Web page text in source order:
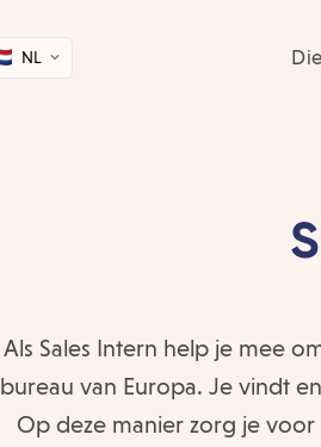
NL
Als Sales Intern help je mee
bureau van Europa. Je vindt
Op deze manier zorg je